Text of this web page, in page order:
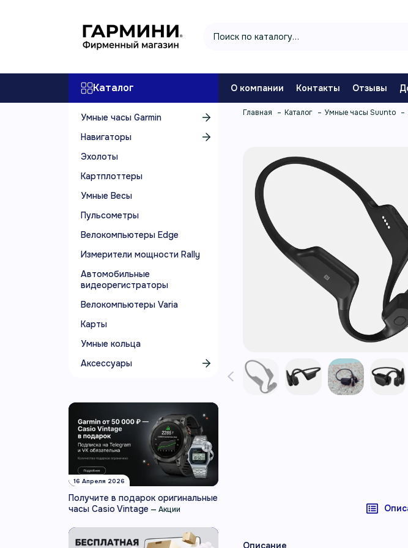
Каталог О компании Контакты Отзывы
Главная Каталог Умные часы Suunto
Умные часы Garmin
Навигаторы
Эхолоты
Картплоттеры
Умные Весы
Пульсометры
Велокомпьютеры Edge
Измерители мощности Rally
Автомобильные
видеорегистраторы
Велокомпьютеры Varia
Карты
Умные кольца
Аксессуары
16 Апреля 2026
Получите в подарок оригинальные
часы Casio Vintage — Акции